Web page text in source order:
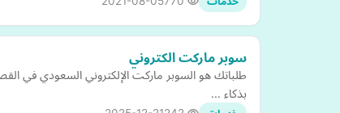
سوبر ماركت الكتروني
طلباتك هو السوبر ماركت الإلكتروني السعودي في
بذكاء …